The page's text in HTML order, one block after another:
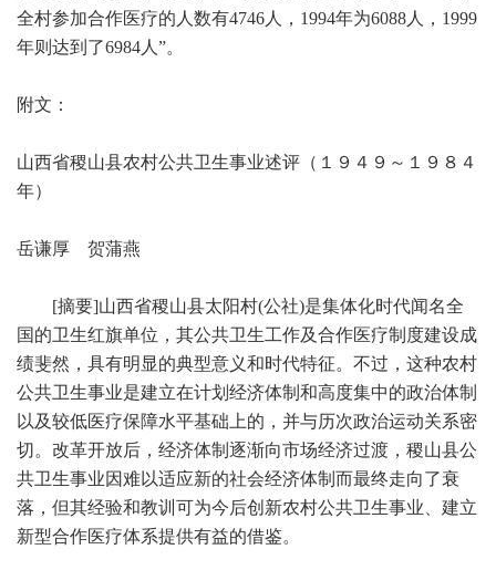
全村参加合作医疗的人数有4746人，1994年为6088人，1999
年则达到了6984人”。
附文：
山西省稷山县农村公共卫生事业述评（１９４９～１９８４
年）
岳谦厚 贺蒲燕
[摘要]山西省稷山县太阳村(公社)是集体化时代闻名全
国的卫生红旗单位，其公共卫生工作及合作医疗制度建设成
绩斐然，具有明显的典型意义和时代特征。不过，这种农村
公共卫生事业是建立在计划经济体制和高度集中的政治体制
以及较低医疗保障水平基础上的，并与历次政治运动关系密
切。改革开放后，经济体制逐渐向市场经济过渡，稷山县公
共卫生事业因难以适应新的社会经济体制而最终走向了衰
落，但其经验和教训可为今后创新农村公共卫生事业、建立
新型合作医疗体系提供有益的借鉴。